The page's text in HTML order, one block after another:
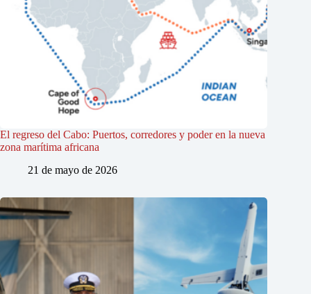
El regreso del Cabo: Puertos, corredores y poder en la nueva
zona marítima africana
21 de mayo de 2026